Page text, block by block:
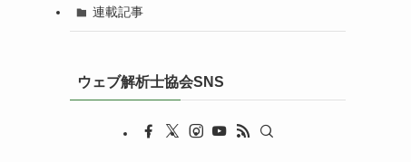
連載記事
ウェブ解析士協会SNS